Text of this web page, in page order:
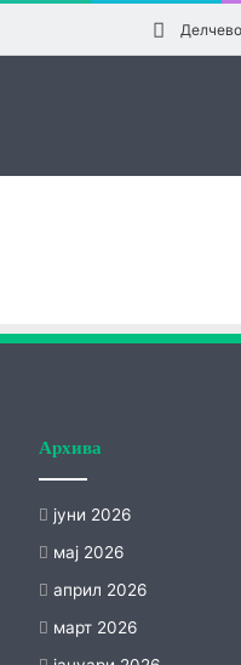
Делчево
Архива
јуни 2026
мај 2026
април 2026
март 2026